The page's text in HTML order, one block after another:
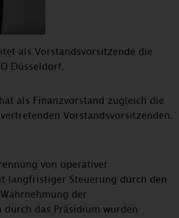
1
number 2
Slide
als Vorstandsvorsitzende die
Düsseldorf.
hat als Finanzvorstand zugleich die
Vorstandsvorsitzenden.
von operativer
langfristiger Steuerung durch den
der
das Präsidium wurden